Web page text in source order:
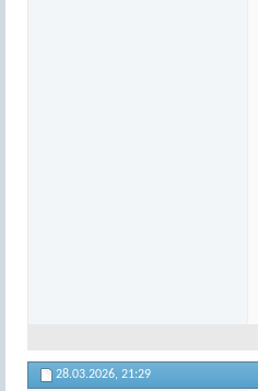
28.03.2026, 21:29